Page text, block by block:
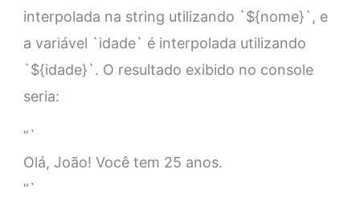
interpolada na string utilizando `${nome}`, e
a variável `idade` é interpolada utilizando
`${idade}`. O resultado exibido no console
seria:
“`
Olá, João! Você tem 25 anos.
“`